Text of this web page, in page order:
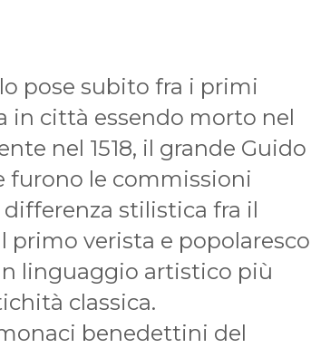
pose subito fra i primi
in città essendo morto nel
nel 1518, il grande Guido
furono le commissioni
stilistica fra il
primo verista e popolaresco
linguaggio artistico più
classica.
benedettini del